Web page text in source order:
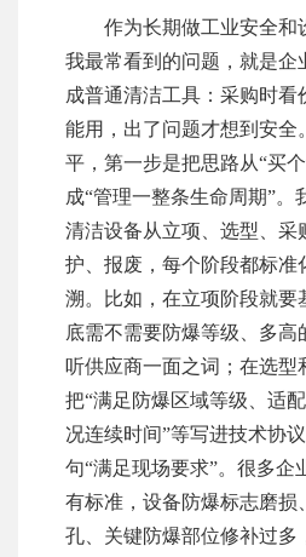
作为长期做工业安全和
我最常看到的问题，就是企
成普通清洁工具：采购时看
能用，出了问题才想到安全
平，第一步是把思路从“买
成“管理一整条生命周期”。
清洁设备从立项、选型、采
护、报废，每个阶段都标准
溯。比如，在立项阶段就要
底需不需要防爆等级、多高
听供应商一面之词；在选型
把“满足防爆区域等级、适
况连续时间”等写进技术协
句“满足现场要求”。很多企
有标准，设备防爆标志磨损
孔、关键防爆部位修补过多